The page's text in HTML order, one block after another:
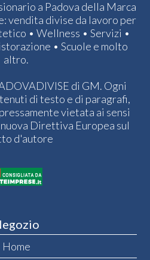
a Padova della Marca
vendita divise da lavoro per
• Wellness • Servizi •
• Scuole e molto
altro.
di GM. Ogni
di testo e di paragrafi,
vietata ai sensi
Direttiva Europea sul
d'autore
Home